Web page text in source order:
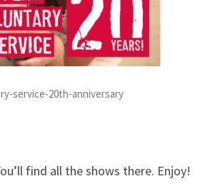
service-20th-anniversary
find all the shows there. Enjoy!